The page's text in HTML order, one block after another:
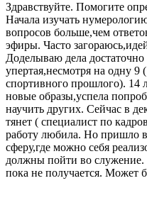
Здравствуйте. Помогите
Начала изучать
вопросов больше,чем
эфиры. Часто
Доделываю дела достаточно
упертая,несмотря на одну 9
спортивного прошлого). 14
новые образы,успела
научить других. Сейчас в
тянет ( специалист по
работу любила. Но пришло
сферу,где можно себя
должны пойти во служение.
пока не получается. Может